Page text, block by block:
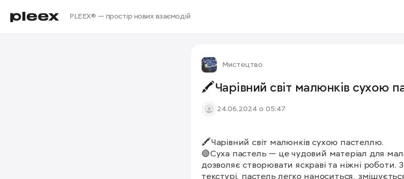
PLEEX® — простір нових взаємодій
Мистецтво
🖍Чарівний світ малюнків сухою
24.06.2024 о 05:47
🖍Чарівний світ малюнків сухою пастеллю.
🟢Суха пастель — це чудовий матеріал для
дозволяє створювати яскраві та ніжні роботи.
текстурі, пастель легко наноситься,